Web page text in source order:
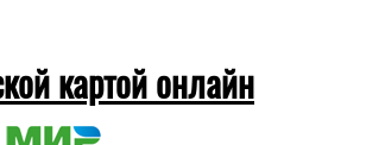
картой онлайн